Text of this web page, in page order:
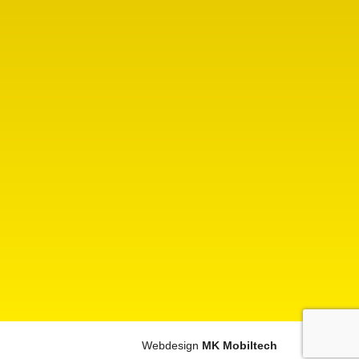
Webdesign MK Mobiltech